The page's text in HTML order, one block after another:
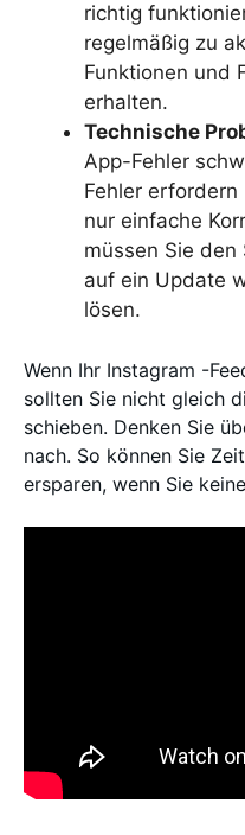
richtig
regelmäßig zu
Funktionen und
erhalten.
Technische
App-Fehler
Fehler
nur einfache
müssen Sie
auf ein Update
lösen.
Wenn Ihr Instagram -
sollten Sie nicht gleich
schieben. Denken Sie
nach. So können Sie
ersparen, wenn Sie